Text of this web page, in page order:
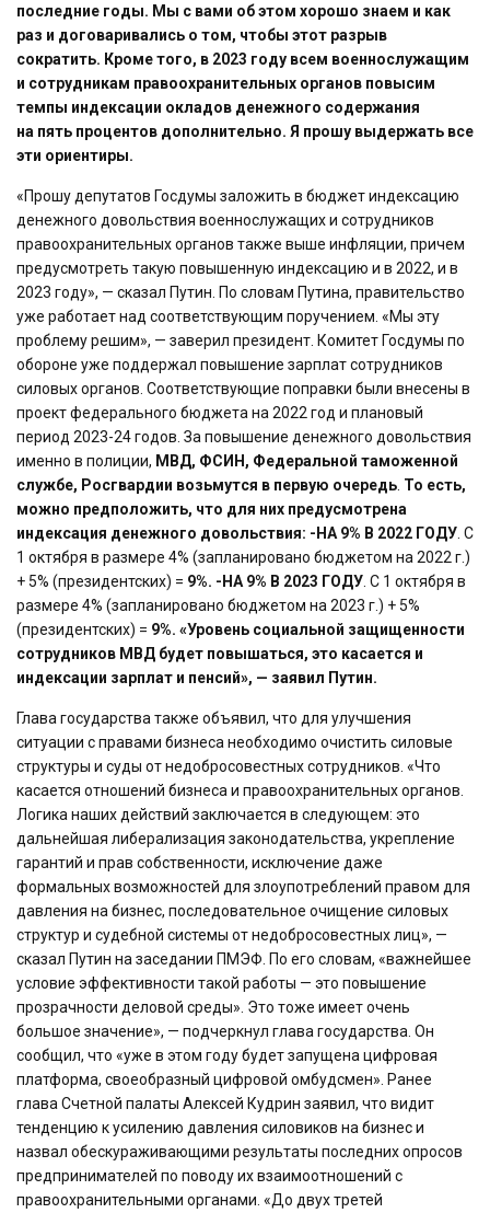
последние годы. Мы с вами об этом хорошо знаем и как
раз и договаривались о том, чтобы этот разрыв
сократить. Кроме того, в 2023 году всем военнослужащим
и сотрудникам правоохранительных органов повысим
темпы индексации окладов денежного содержания
на пять процентов дополнительно. Я прошу выдержать все
эти ориентиры.
«Прошу депутатов Госдумы заложить в бюджет индексацию
денежного довольствия военнослужащих и сотрудников
правоохранительных органов также выше инфляции, причем
предусмотреть такую повышенную индексацию и в 2022, и в
2023 году», — сказал Путин. По словам Путина, правительство
уже работает над соответствующим поручением. «Мы эту
проблему решим», — заверил президент. Комитет Госдумы по
обороне уже поддержал повышение зарплат сотрудников
силовых органов. Соответствующие поправки были внесены в
проект федерального бюджета на 2022 год и плановый
период 2023-24 годов. За повышение денежного довольствия
именно в полиции, МВД, ФСИН, Федеральной таможенной
службе, Росгвардии возьмутся в первую очередь То есть,
можно предположить, что для них предусмотрена
индексация денежного довольствия: -НА 9% В 2022 ГОДУ . С
1 октября в размере 4% (запланировано бюджетом на 2022 г.)
+ 5% (президентских) = 9%. -НА 9% В 2023 ГОДУ . С 1 октября в
размере 4% (запланировано бюджетом на 2023 г.) + 5%
(президентских) = 9%. «Уровень социальной защищенности
сотрудников МВД будет повышаться, это касается и
индексации зарплат и пенсий», — заявил Путин.
Глава государства также объявил, что для улучшения
ситуации с правами бизнеса необходимо очистить силовые
структуры и суды от недобросовестных сотрудников. «Что
касается отношений бизнеса и правоохранительных органов.
Логика наших действий заключается в следующем: это
дальнейшая либерализация законодательства, укрепление
гарантий и прав собственности, исключение даже
формальных возможностей для злоупотреблений правом для
давления на бизнес, последовательное очищение силовых
структур и судебной системы от недобросовестных лиц», —
сказал Путин на заседании ПМЭФ. По его словам, «важнейшее
условие эффективности такой работы — это повышение
прозрачности деловой среды». Это тоже имеет очень
большое значение», — подчеркнул глава государства. Он
сообщил, что «уже в этом году будет запущена цифровая
платформа, своеобразный цифровой омбудсмен». Ранее
глава Счетной палаты Алексей Кудрин заявил, что видит
тенденцию к усилению давления силовиков на бизнес и
назвал обескураживающими результаты последних опросов
предпринимателей по поводу их взаимоотношений с
правоохранительными органами. «До двух третей